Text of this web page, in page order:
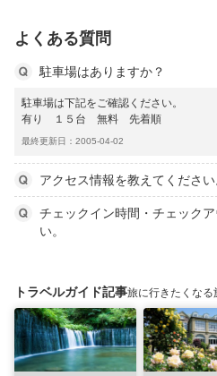
よくある質問
駐車場はありますか？
駐車場は下記をご確認ください。
有り １５台 無料 先着順
最終更新日：2005-04-02
アクセス情報を教えてください
チェックイン時間・チェック
い。
トラベルガイド記事旅に行きたくなる